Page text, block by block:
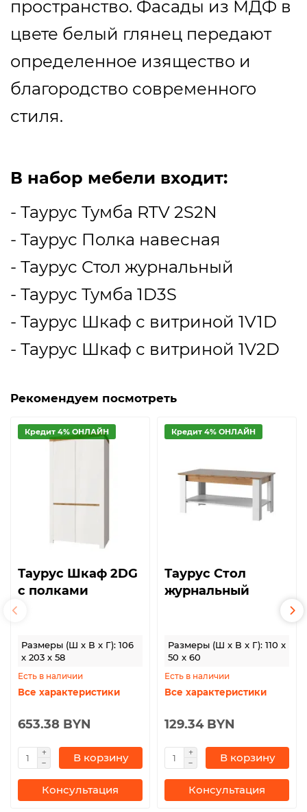
пространство. Фасады из МДФ в
цвете белый глянец передают
определенное изящество и
благородство современного
стиля.
В набор мебели входит:
- Таурус Тумба RTV 2S2N
- Таурус Полка навесная
- Таурус Стол журнальный
- Таурус Тумба 1D3S
- Таурус Шкаф с витриной 1V1D
- Таурус Шкаф с витриной 1V2D
Рекомендуем посмотреть
Кредит 4% ОНЛАЙН
Таурус Шкаф 2DG
с полками
Размеры (Ш x В x Г): 106
x 203 x 58
Есть в наличии
Все характеристики
653.38 BYN
В корзину
Консультация
Кредит 4% ОНЛАЙН
Таурус Стол
журнальный
Размеры (Ш x В x Г): 110 x
50 x 60
Есть в наличии
Все характеристики
129.34 BYN
В корзину
Консультация